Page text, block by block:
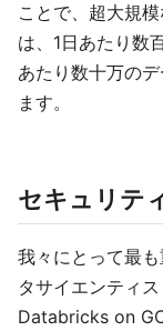
ことで、超大規
は、1日あたり数
あたり数十万の
ます。
セキュリテ
我々にとって最
タサイエンティ
Databricks on